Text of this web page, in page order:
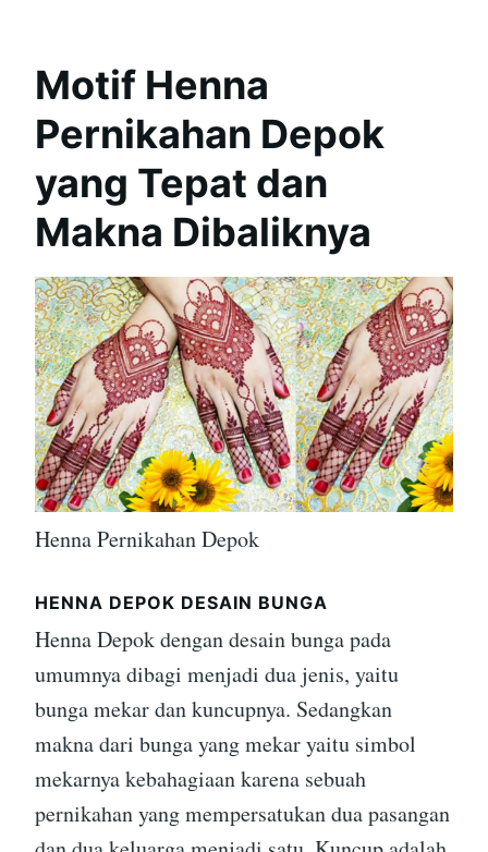
Motif Henna
Pernikahan Depok
yang Tepat dan
Makna Dibaliknya
Henna Pernikahan Depok
HENNA DEPOK DESAIN BUNGA
Henna Depok dengan desain bunga pada
umumnya dibagi menjadi dua jenis, yaitu
bunga mekar dan kuncupnya. Sedangkan
makna dari bunga yang mekar yaitu simbol
mekarnya kebahagiaan karena sebuah
pernikahan yang mempersatukan dua pasangan